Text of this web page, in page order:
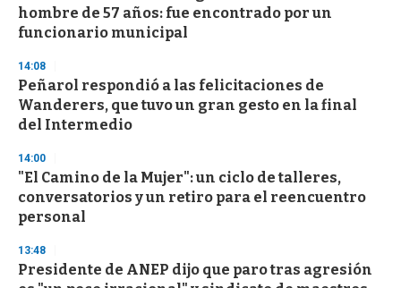
o
f
3
s
e
c
o
n
hombre de 57 años: fue encontrado por un
funcionario municipal
14:08
Peñarol respondió a las felicitaciones de
Wanderers, que tuvo un gran gesto en la final
del Intermedio
14:00
"El Camino de la Mujer": un ciclo de talleres,
conversatorios y un retiro para el reencuentro
personal
13:48
Presidente de ANEP dijo que paro tras agresión